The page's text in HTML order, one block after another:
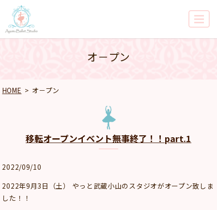
MENU
オ－プン
HOME オ－プン
移転オープンイベント無事終了！！part.1
2022/09/10
2022年9月3日（土） やっと武蔵小山のスタジオがオープン致しま
した！！